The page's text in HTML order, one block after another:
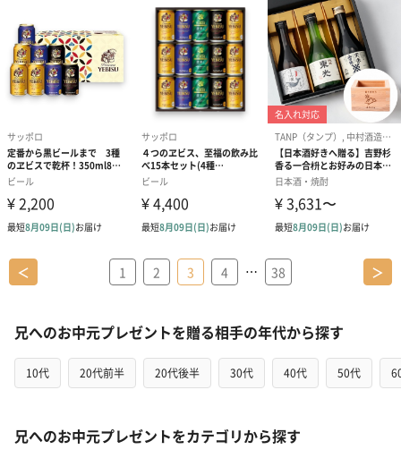
＜ 1 2 3 4 … 38 ＞
兄へのお中元プレゼントを贈る相手の年代から探す
10代 20代前半 20代後半 30代 40代 50代
兄へのお中元プレゼントをカテゴリから探す